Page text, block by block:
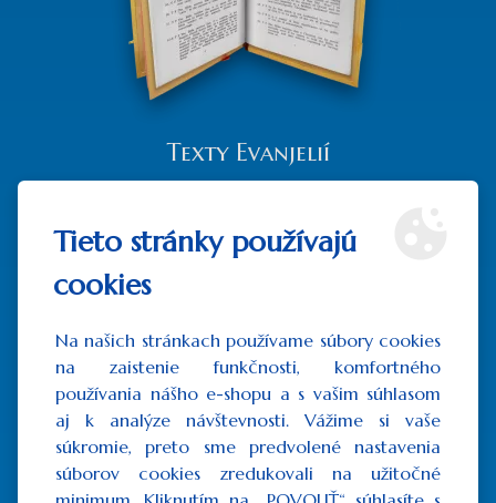
Texty Evanjelií
bez DPH: 70,00€
Tieto stránky používajú
cookies
Na našich stránkach používame súbory cookies
na zaistenie funkčnosti, komfortného
používania nášho e-shopu a s vašim súhlasom
aj k analýze návštevnosti. Vážime si vaše
súkromie, preto sme predvolené nastavenia
súborov cookies zredukovali na užitočné